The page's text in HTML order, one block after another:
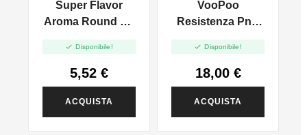
Super Flavor
Aroma Round By
 Disponibile!
5,52 €
ACQUISTA
VooPoo
Resistenza PnP
Vinci X - 0.2ohm -
5pz
 Disponibile!
18,00 €
ACQUISTA